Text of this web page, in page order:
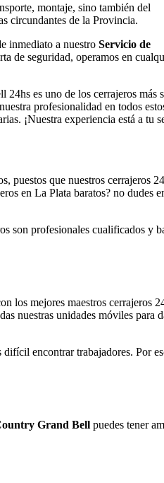
montaje, sino también del
circundantes de la Provincia.
inmediato a nuestroServicio de
de seguridad, operamos en
24hs es uno de los cerrajeros más
profesionalidad en todos
¡Nuestra experiencia está a tu
puestos que nuestros cerrajeros
en La Plata baratos? no dudes
son profesionales cualificados y
los mejores maestros cerrajeros
nuestras unidades móviles para
difícil encontrar trabajadores. Por
Grand Bellpuedes tener